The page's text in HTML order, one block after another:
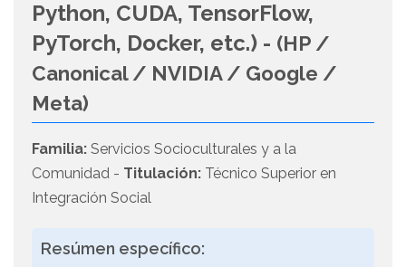
Python, CUDA, TensorFlow,
PyTorch, Docker, etc.) - (HP /
Canonical / NVIDIA / Google /
Meta)
Familia: Servicios Socioculturales y a la
Comunidad - Titulación: Técnico Superior en
Integración Social
Resúmen específico: